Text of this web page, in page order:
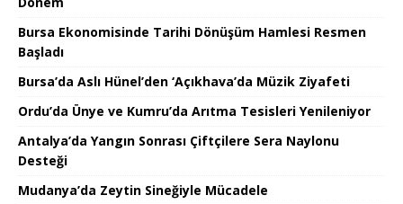
Bursa Ekonomisinde Tarihi Dönüşüm Hamlesi Resmen
Başladı
Bursa’da Aslı Hünel’den ‘Açıkhava’da Müzik Ziyafeti
Ordu’da Ünye ve Kumru’da Arıtma Tesisleri Yenileniyor
Antalya’da Yangın Sonrası Çiftçilere Sera Naylonu
Desteği
Mudanya’da Zeytin Sineğiyle Mücadele